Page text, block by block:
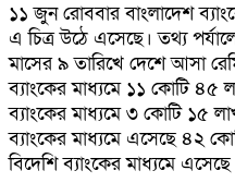
১১ জুন রোববার বাংলাদেশ
এ চিত্র উঠে এসেছে। তথ্য
মাসের ৯ তারিখে দেশে আসা
ব্যাংকের মাধ্যমে ১১ কোটি ৪৫
ব্যাংকের মাধ্যমে ৩ কোটি ১৫
ব্যাংকের মাধ্যমে এসেছে ৪২
বিদেশি ব্যাংকের মাধ্যমে